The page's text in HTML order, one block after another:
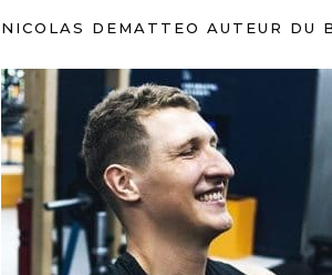
NICOLAS DEMATTEO AUTEUR DU